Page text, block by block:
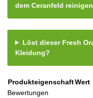
dem Ceranfeld
Löst dieser Fresh
Kleidung?
ProdukteigenschaftWert
Bewertungen